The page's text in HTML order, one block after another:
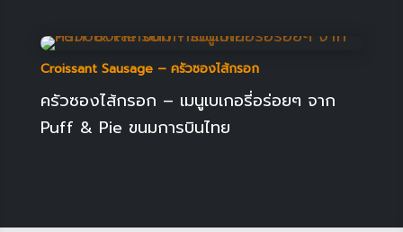
Croissant Sausage – ครัวซองไส้กรอก
ครัวซองไส้กรอก – เมนูเบเกอรี่อร่อยๆ จาก
Puff & Pie ขนมการบินไทย